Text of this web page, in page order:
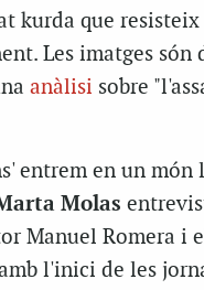
kurda que
Les imatges són
anàlisi sobre
entrem en un
Molas
Manuel Romera i
l'inici de les